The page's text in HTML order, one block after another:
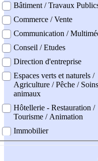
Bâtiment / Travaux
Commerce / Vente
Communication /
Conseil / Etudes
Direction d'entreprise
Espaces verts et naturels /
Agriculture / Pêche /
animaux
Hôtellerie - Restauration /
Tourisme / Animation
Immobilier